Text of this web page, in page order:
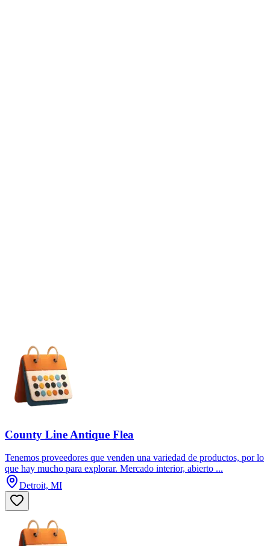
County Line Antique Flea
Tenemos proveedores que venden una variedad de productos, por lo
que hay mucho para explorar. Mercado interior, abierto ...
Detroit, MI